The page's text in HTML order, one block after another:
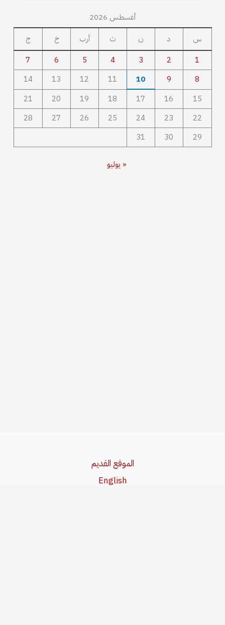
أغسطس 2026
س
د ن ث أرب خ
ج
1
2
3
4
5
6
7
8
9
10
11
12
13
14
15
16
17
18
19
20
21
22
23
24
25
26
27
28
29
30
31
« يوليو
الموقع القديم
English